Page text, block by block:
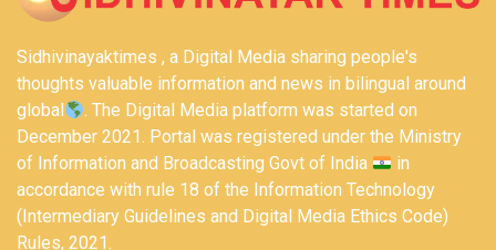
Sidhivinayaktimes , a Digital Media sharing people's
thoughts valuable information and news in bilingual around
global
. The Digital Media platform was started on
December 2021. Portal was registered under the Ministry
of Information and Broadcasting Govt of India
in
accordance with rule 18 of the Information Technology
(Intermediary Guidelines and Digital Media Ethics Code)
Rules, 2021.